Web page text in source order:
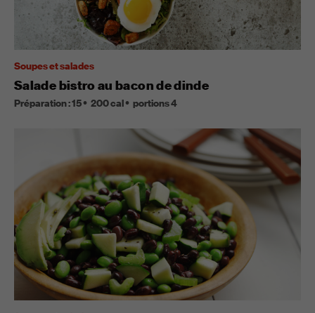
Soupes et salades
Salade bistro au bacon de dinde
Préparation :15 200cal portions4